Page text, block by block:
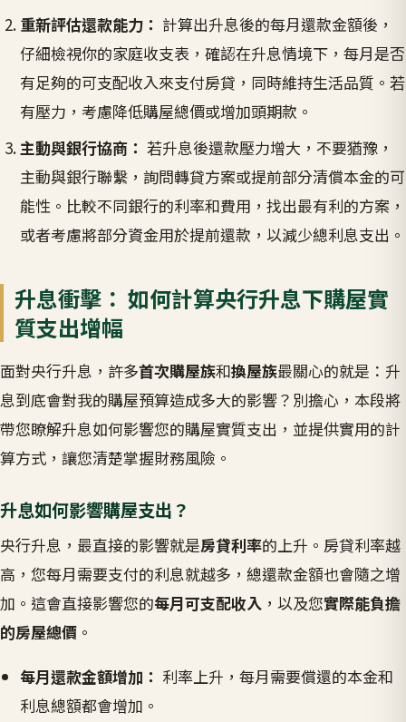
重新評估還款能力： 計算出升息後的每月還款金額後，
仔細檢視你的家庭收支表，確認在升息情境下，每月是否
有足夠的可支配收入來支付房貸，同時維持生活品質。若
有壓力，考慮降低購屋總價或增加頭期款。
主動與銀行協商： 若升息後還款壓力增大，不要猶豫，
主動與銀行聯繫，詢問轉貸方案或提前部分清償本金的可
能性。比較不同銀行的利率和費用，找出最有利的方案，
或者考慮將部分資金用於提前還款，以減少總利息支出。
升息衝擊： 如何計算央行升息下購屋實
質支出增幅
面對央行升息，許多首次購屋族和換屋族最關心的就是：升
息到底會對我的購屋預算造成多大的影響？別擔心，本段將
帶您瞭解升息如何影響您的購屋實質支出，並提供實用的計
算方式，讓您清楚掌握財務風險。
升息如何影響購屋支出？
央行升息，最直接的影響就是房貸利率的上升。房貸利率越
高，您每月需要支付的利息就越多，總還款金額也會隨之增
加。這會直接影響您的每月可支配收入 ，以及您實際能負擔
的房屋總價 。
每月還款金額增加： 利率上升，每月需要償還的本金和
利息總額都會增加。